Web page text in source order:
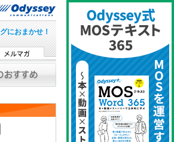
におまかせ！